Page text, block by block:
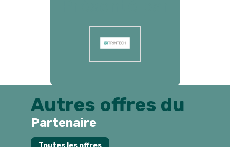
Autres offres du
Partenaire